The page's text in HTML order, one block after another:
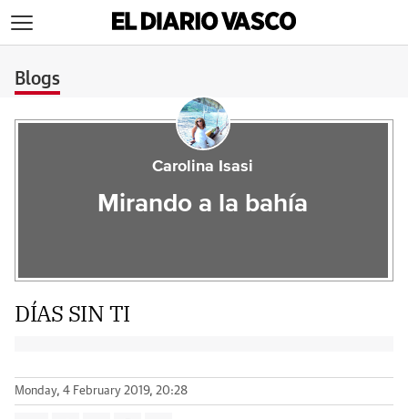
Blogs
Carolina Isasi
Mirando a la bahía
DÍAS SIN TI
Monday, 4 February 2019, 20:28